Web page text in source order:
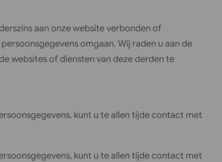
aan onze website verbonden of
omgaan. Wij raden u aan de
websites of diensten van deze derden te
kunt u te allen tijde contact met
kunt u te allen tijde contact met